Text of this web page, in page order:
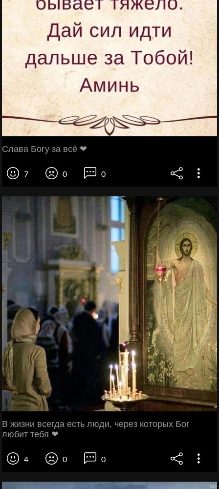
Слава Богу за всё ❤
7 0 0
В жизни всегда есть люди, через которых Бог
любит тебя ❤
4 0 0